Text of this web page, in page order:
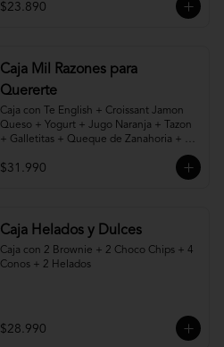
$23.890
Caja Mil Razones para
Quererte
Caja con Te English + Croissant Jamon
Queso + Yogurt + Jugo Naranja + Tazon
+ Galletitas + Queque de Zanahoria +
Porción de Torta, Cheesecake, Kuchen o
Pie a elección.
$31.990
Caja Helados y Dulces
Caja con 2 Brownie + 2 Choco Chips + 4
Conos + 2 Helados
$28.990